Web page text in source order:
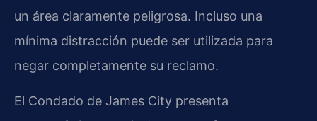
un área claramente peligrosa. Incluso una
mínima distracción puede ser utilizada para
negar completamente su reclamo.
El Condado de James City presenta